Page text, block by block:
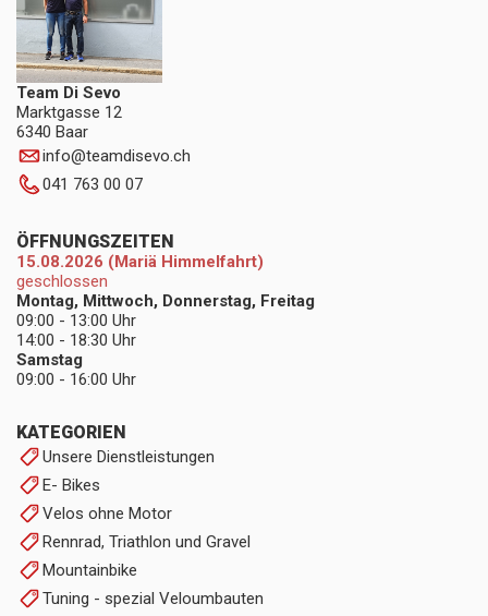
Team Di Sevo
Marktgasse 12
6340 Baar
info@teamdisevo.ch
041 763 00 07
KATEGORIEN
Unsere Dienstleistungen
E- Bikes
Velos ohne Motor
Rennrad, Triathlon und Gravel
Mountainbike
Tuning - spezial Veloumbauten
ÖFFNUNGSZEITEN
15.08.2026 (Mariä Himmelfahrt)
geschlossen
Montag, Mittwoch, Donnerstag, Freitag
09:00 - 13:00 Uhr
14:00 - 18:30 Uhr
Samstag
09:00 - 16:00 Uhr